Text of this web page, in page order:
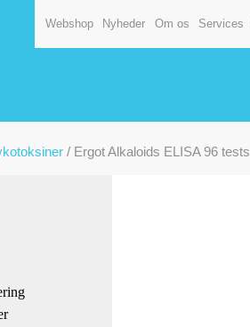
Webshop Nyheder Om os Services
/ Ergot Alkaloids ELISA 96 tests